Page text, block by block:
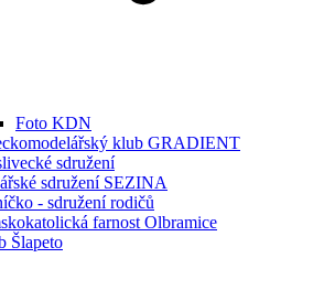
Foto KDN
klub GRADIENT
sdružení
sdružení SEZINA
- sdružení rodičů
farnost Olbramice
Šlapeto